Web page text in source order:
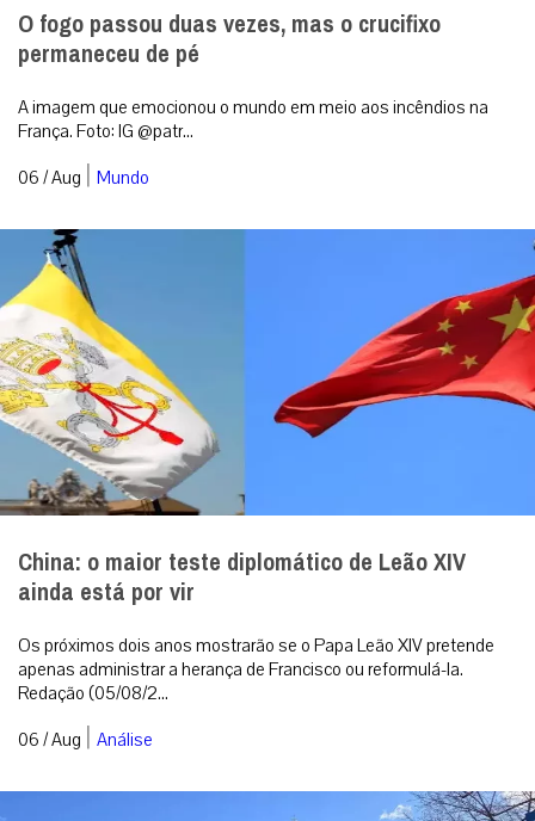
O fogo passou duas vezes, mas o crucifixo
permaneceu de pé
A imagem que emocionou o mundo em meio aos incêndios na
França. Foto: IG @patr...
06 / Aug | Mundo
China: o maior teste diplomático de Leão XIV
ainda está por vir
Os próximos dois anos mostrarão se o Papa Leão XIV pretende
apenas administrar a herança de Francisco ou reformulá-la.
Redação (05/08/2...
06 / Aug | Análise